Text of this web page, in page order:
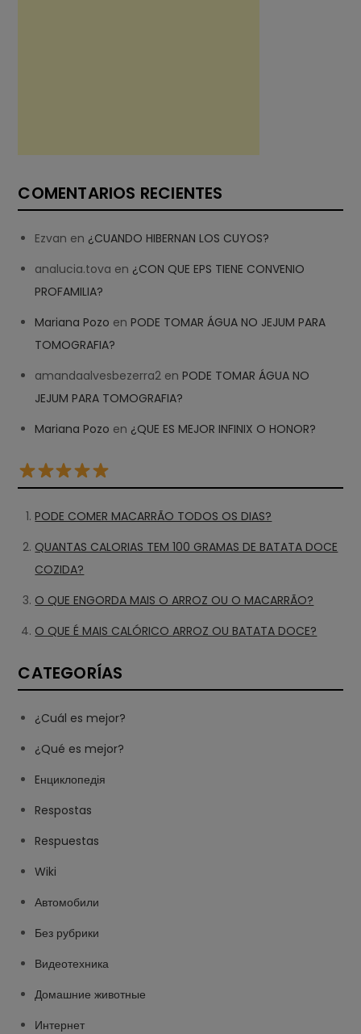
COMENTARIOS RECIENTES
Ezvan en ¿CUANDO HIBERNAN LOS CUYOS?
analucia.tova en ¿CON QUE EPS TIENE CONVENIO
PROFAMILIA?
Mariana Pozo enPODE TOMAR ÁGUA NO JEJUM PARA
TOMOGRAFIA?
amandaalvesbezerra2 enPODE TOMAR ÁGUA NO
JEJUM PARA TOMOGRAFIA?
Mariana Pozo en ¿QUE ES MEJOR INFINIX O HONOR?
PODE COMER MACARRÃO TODOS OS DIAS?
QUANTAS CALORIAS TEM 100 GRAMAS DE BATATA DOCE
COZIDA?
O QUE ENGORDA MAIS O ARROZ OU O MACARRÃO?
O QUE É MAIS CALÓRICO ARROZ OU BATATA DOCE?
CATEGORÍAS
¿Cuál es mejor?
¿Qué es mejor?
Eнциклопедія
Respostas
Respuestas
Wiki
Автомобили
Без рубрики
Видеотехника
Домашние животные
Интернет